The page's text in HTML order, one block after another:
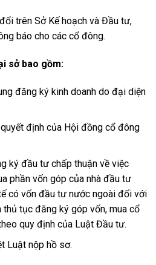
trên Sở Kế hoạch và Đầu tư,
báo cho các cổ đông.
sở bao gồm:
đăng ký kinh doanh do đại diện
định của Hội đồng cổ đông
ký đầu tư chấp thuận về việc
phần vốn góp của nhà đầu tư
có vốn đầu tư nước ngoài đối với
tục đăng ký góp vốn, mua cổ
quy định của Luật Đầu tư.
Luật nộp hồ sơ.